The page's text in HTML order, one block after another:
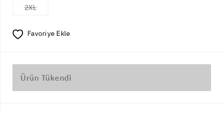
2XL
Favoriye Ekle
Ürün Tükendi